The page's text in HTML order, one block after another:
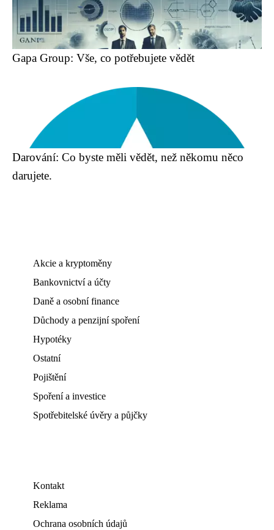
Gapa Group: Vše, co potřebujete vědět
Darování: Co byste měli vědět, než někomu něco
darujete.
Akcie a kryptoměny
Bankovnictví a účty
Daně a osobní finance
Důchody a penzijní spoření
Hypotéky
Ostatní
Pojištění
Spoření a investice
Spotřebitelské úvěry a půjčky
Kontakt
Reklama
Ochrana osobních údajů